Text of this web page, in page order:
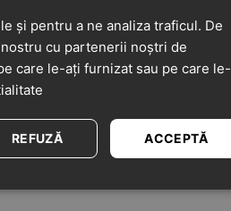
și pentru a ne analiza traficul. De
cu partenerii noștri de
care le-ați furnizat sau pe care le-
ACCEPTĂ
REFUZĂ